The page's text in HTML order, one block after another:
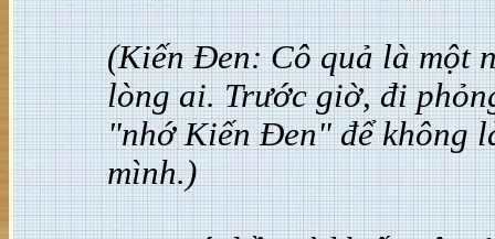
(Kiến Đen: Cô quả là một
lòng ai. Trước giờ, đi
"nhớ Kiến Đen" để không
mình.)